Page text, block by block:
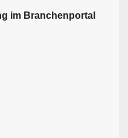
im Branchen­portal